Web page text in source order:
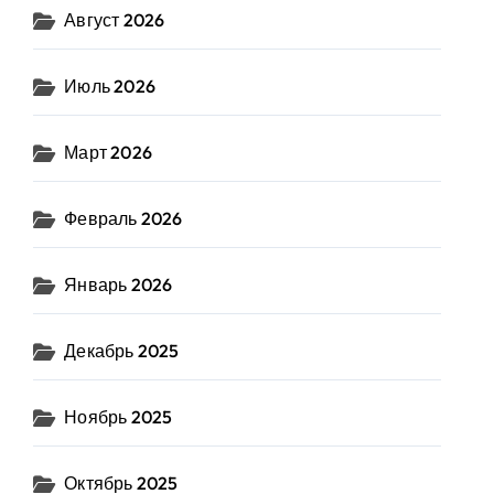
Август 2026
Июль 2026
Март 2026
Февраль 2026
Январь 2026
Декабрь 2025
Ноябрь 2025
Октябрь 2025